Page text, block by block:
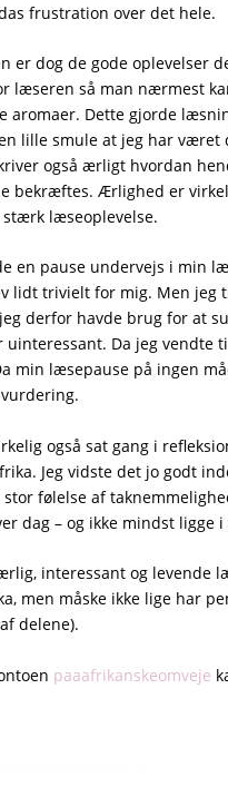
frustration over det hele.
er dog de gode oplevelser
læseren så man nærmest
aromaer. Dette gjorde
lille smule at jeg har
også ærligt hvordan
bekræftes. Ærlighed er
læseoplevelse.
en pause undervejs i min
lidt trivielt for mig. Men jeg
derfor havde brug for at
Da jeg
min læsepause på ingen
også sat gang i
Jeg vidste det jo godt
følelse af
dag – og ikke mindst ligge
interessant og levende
men måske ikke lige har
delene).
paaafrikanskeomveje